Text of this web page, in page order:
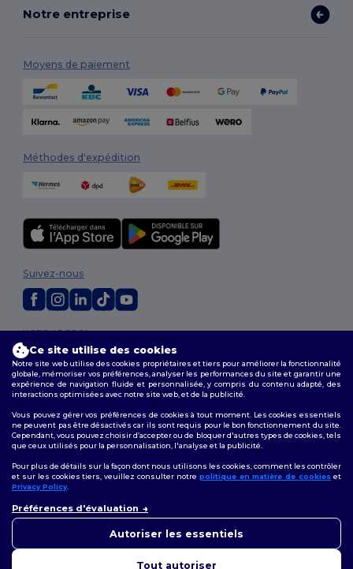
Notre entreprise
Moyens de paiement
Méthodes d'expédition
2026. Tous droits réservés
Conditions Générales |Politique de personnalisation
Confidentialité|Politique de Cookies|Plan du Site
Suivez-nous
Bruxelles | Anvers| Mortsel| Malines | Lierre | Turnhout
Herentals
Hoogstraten Bruges
Ce site utilise des cookies
Notre site web utilise des cookies propriétaires et tiers pour améliorer la fonctionnalité
globale, mémoriser vos préférences, analyser les performances du site et garantir une
expérience de navigation fluide et personnalisée, y compris du contenu adapté, des
interactions optimisées avec notre site web, et de la publicité.
Vous pouvez gérer vos préférences de cookies à tout moment. Les cookies essentiels
ne peuvent pas être désactivés car ils sont requis pour le bon fonctionnement du site.
Cependant, vous pouvez choisir d’accepter ou de bloquer d'autres types de cookies, tels
que ceux utilisés pour la personnalisation, l'analyse et la publicité.
Pour plus de détails sur la façon dont nous utilisons les cookies, comment les contrôler
et sur les cookies tiers, veuillez consulter notre politique en matière de cookies et
Privacy Policy.
Préférences d'évaluation
Autoriser les essentiels
Tout autoriser
pouvez nous contacter à tout
pour vous aider.